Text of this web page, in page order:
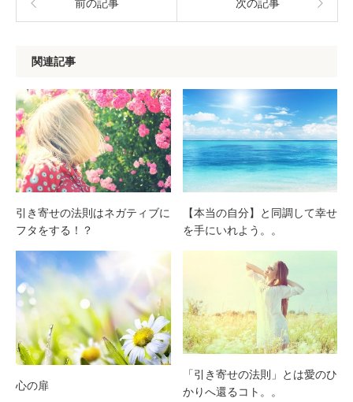
関連記事
引き寄せの法則はネガティブに
フタをする！？
【本当の自分】と同調して幸せ
を手にいれよう。。
心の扉
「引き寄せの法則」とは愛のひ
かりへ還るコト。。